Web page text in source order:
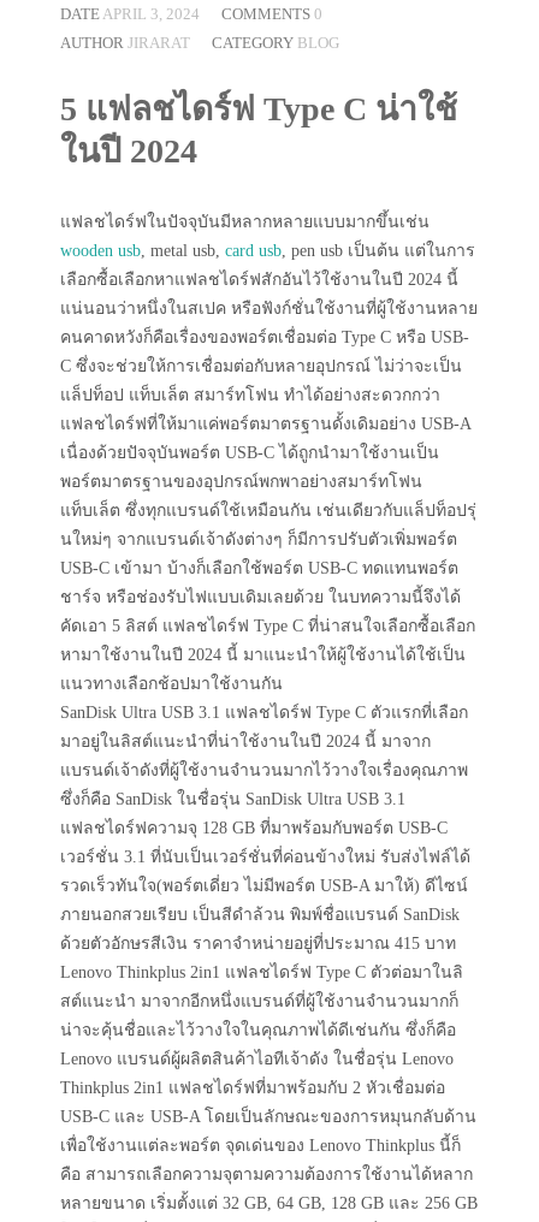
DATEAPRIL 3, 2024 COMMENTS 0
AUTHOR JIRARAT CATEGORY BLOG
5 แฟลชไดร์ฟ Type C น่าใช้
ในปี 2024
แฟลชไดร์ฟในปัจจุบันมีหลากหลายแบบมากขึ้นเช่น
wooden usb, metal usb, card usb, pen usb เป็นต้น แต่ในการ
เลือกซื้อเลือกหาแฟลชไดร์ฟสักอันไว้ใช้งานในปี 2024 นี้
แน่นอนว่าหนึ่งในสเปค หรือฟังก์ชั่นใช้งานที่ผู้ใช้งานหลาย
คนคาดหวังก็คือเรื่องของพอร์ตเชื่อมต่อ Type C หรือ USB-
C ซึ่งจะช่วยให้การเชื่อมต่อกับหลายอุปกรณ์ ไม่ว่าจะเป็น
แล็ปท็อป แท็บเล็ต สมาร์ทโฟน ทำได้อย่างสะดวกกว่า
แฟลชไดร์ฟที่ให้มาแค่พอร์ตมาตรฐานดั้งเดิมอย่าง USB-A
เนื่องด้วยปัจจุบันพอร์ต USB-C ได้ถูกนำมาใช้งานเป็น
พอร์ตมาตรฐานของอุปกรณ์พกพาอย่างสมาร์ทโฟน
แท็บเล็ต ซึ่งทุกแบรนด์ใช้เหมือนกัน เช่นเดียวกับแล็ปท็อปรุ่
นใหม่ๆ จากแบรนด์เจ้าดังต่างๆ ก็มีการปรับตัวเพิ่มพอร์ต
USB-C เข้ามา บ้างก็เลือกใช้พอร์ต USB-C ทดแทนพอร์ต
ชาร์จ หรือช่องรับไฟแบบเดิมเลยด้วย ในบทความนี้จึงได้
คัดเอา 5 ลิสต์ แฟลชไดร์ฟ Type C ที่น่าสนใจเลือกซื้อเลือก
หามาใช้งานในปี 2024 นี้ มาแนะนำให้ผู้ใช้งานได้ใช้เป็น
แนวทางเลือกช้อปมาใช้งานกัน
SanDisk Ultra USB 3.1 แฟลชไดร์ฟ Type C ตัวแรกที่เลือก
มาอยู่ในลิสต์แนะนำที่น่าใช้งานในปี 2024 นี้ มาจาก
แบรนด์เจ้าดังที่ผู้ใช้งานจำนวนมากไว้วางใจเรื่องคุณภาพ
ซึ่งก็คือ SanDisk ในชื่อรุ่น SanDisk Ultra USB 3.1
แฟลชไดร์ฟความจุ 128 GB ที่มาพร้อมกับพอร์ต USB-C
เวอร์ชั่น 3.1 ที่นับเป็นเวอร์ชั่นที่ค่อนข้างใหม่ รับส่งไฟล์ได้
รวดเร็วทันใจ(พอร์ตเดี่ยว ไม่มีพอร์ต USB-A มาให้) ดีไซน์
ภายนอกสวยเรียบ เป็นสีดำล้วน พิมพ์ชื่อแบรนด์ SanDisk
ด้วยตัวอักษรสีเงิน ราคาจำหน่ายอยู่ที่ประมาณ 415 บาท
Lenovo Thinkplus 2in1 แฟลชไดร์ฟ Type C ตัวต่อมาในลิ
สต์แนะนำ มาจากอีกหนึ่งแบรนด์ที่ผู้ใช้งานจำนวนมากก็
น่าจะคุ้นชื่อและไว้วางใจในคุณภาพได้ดีเช่นกัน ซึ่งก็คือ
Lenovo แบรนด์ผู้ผลิตสินค้าไอทีเจ้าดัง ในชื่อรุ่น Lenovo
Thinkplus 2in1 แฟลชไดร์ฟที่มาพร้อมกับ 2 หัวเชื่อมต่อ
USB-C และ USB-A โดยเป็นลักษณะของการหมุนกลับด้าน
เพื่อใช้งานแต่ละพอร์ต จุดเด่นของ Lenovo Thinkplus นี้ก็
คือ สามารถเลือกความจุตามความต้องการใช้งานได้หลาก
หลายขนาด เริ่มตั้งแต่ 32 GB, 64 GB, 128 GB และ 256 GB